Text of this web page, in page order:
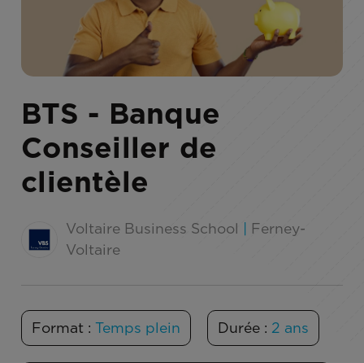
BTS - Banque
Conseiller de
clientèle
Voltaire Business School | Ferney-
Voltaire
Format :Temps plein Durée : 2 ans